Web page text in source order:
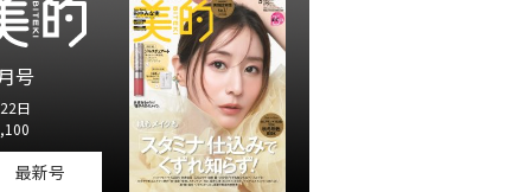
号
日
最新号